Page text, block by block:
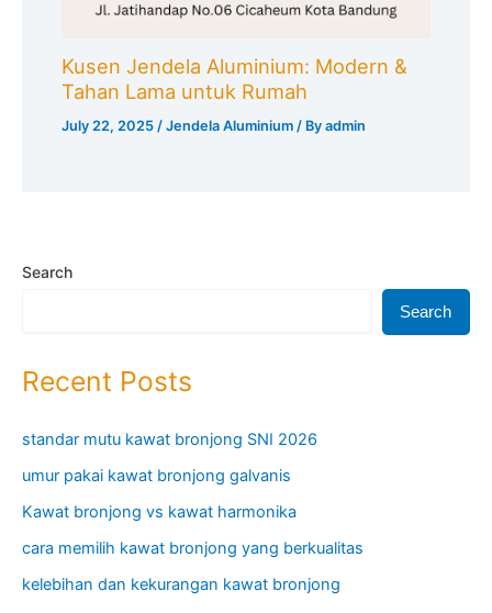
Kusen Jendela Aluminium: Modern &
Tahan Lama untuk Rumah
July 22, 2025/Jendela Aluminium / Byadmin
Search
Search
Recent Posts
standar mutu kawat bronjong SNI 2026
umur pakai kawat bronjong galvanis
Kawat bronjong vs kawat harmonika
cara memilih kawat bronjong yang berkualitas
kelebihan dan kekurangan kawat bronjong